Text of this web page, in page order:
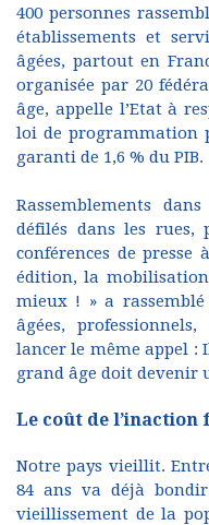
400 personnes
établissements et
âgées, partout en
organisée par 20
âge, appelle l’Etat à
loi de programmation
garanti de 1,6 % du PIB.
Rassemblements
défilés dans les rues,
conférences de presse
édition, la
mieux ! » a rassemblé
âgées,
lancer le même appel :
grand âge doit devenir
Le coût de l’inaction
Notre pays vieillit.
84 ans va déjà
vieillissement de la